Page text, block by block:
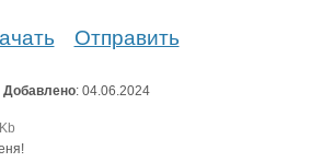
Отправить
Добавлено: 04.06.2024